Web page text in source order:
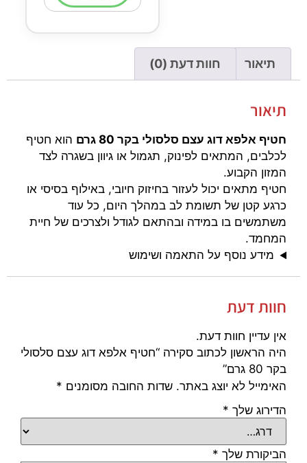
תיאור חוות דעת (0)
תיאור
חטיף אלפא דוג עצם סלסולי בקר 80 גרם
הוא חטיף
לכלבים, המתאים לפינוק, תגמול או גיוון בשגרה לצד
המזון הקבוע.
חטיף מתאים יכול לעזור בחיזוק חיובי, באילוף בסיסי או
כרגע קטן של תשומת לב במהלך היום, כל עוד
משתמשים בו במידה ובהתאם לגודל ולצרכים של חיית
המחמד.
מידע נוסף על התאמה ושימוש
חוות דעת
אין עדיין חוות דעת.
היה הראשון לכתוב סקירה “חטיף אלפא דוג עצם סלסולי
בקר 80 גרם”
האימייל לא יוצג באתר. שדות החובה מסומנים *
הדירוג שלך *
הביקורת שלך *